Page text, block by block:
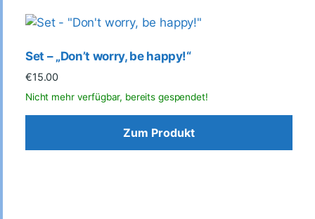
Set – „Don’t worry, be happy!“
€15.00
Zum Produkt